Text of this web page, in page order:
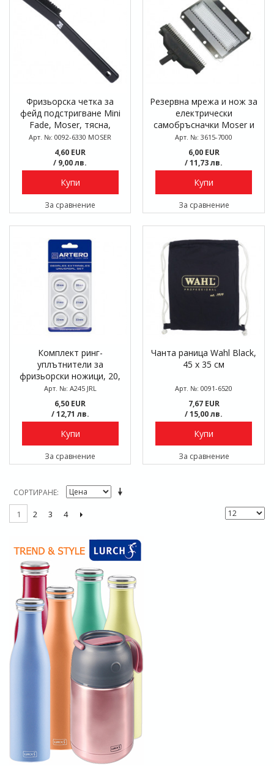
Фризьорска четка за
фейд подстригване Mini
Fade, Moser, тясна,
синтетичен косъм
Арт. №: 0092-6330 MOSER
4,60 EUR
/ 9,00 лв.
Купи
За сравнение
Резервна мрежа и нож за
електрически
самобръсначки Moser и
Wahl Mobile Shaver
Арт. №: 3615-7000
6,00 EUR
/ 11,73 лв.
Купи
За сравнение
Комплект ринг-
уплътнители за
фризьорски ножици, 20,
21, 22 мм
Арт. №: A245 JRL
6,50 EUR
/ 12,71 лв.
Купи
За сравнение
Чанта раница Wahl Black,
45 x 35 см
Арт. №: 0091-6520
7,67 EUR
/ 15,00 лв.
Купи
За сравнение
СОРТИРАНЕ
1 2 3 4